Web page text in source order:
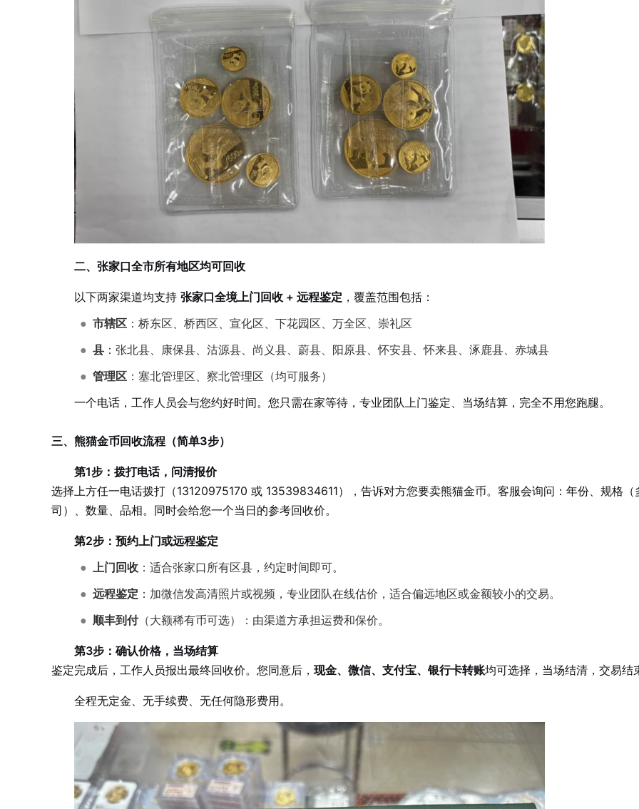
二、张家口全市所有地区均可回收
以下两家渠道均支持 张家口全境上门回收 + 远程鉴定 ，覆盖范围包括：
● 市辖区 ：桥东区、桥西区、宣化区、下花园区、万全区、崇礼区
● 县 ：张北县、康保县、沽源县、尚义县、蔚县、阳原县、怀安县、怀来县、涿鹿县、赤城县
● 管理区 ：塞北管理区、察北管理区（均可服务）
一个电话，工作人员会与您约好时间。您只需在家等待，专业团队上门鉴定、当场结算，完全不用您跑腿。
三、熊猫金币回收流程（简单3步）
第1步：拨打电话，问清报价
选择上方任一电话拨打（13120975170 或 13539834611），告诉对方您要卖熊猫金币。客服会询问：年份、规格（
司）、数量、品相。同时会给您一个当日的参考回收价。
第2步：预约上门或远程鉴定
● 上门回收 ：适合张家口所有区县，约定时间即可。
● 远程鉴定 ：加微信发高清照片或视频，专业团队在线估价，适合偏远地区或金额较小的交易。
● 顺丰到付（大额稀有币可选）：由渠道方承担运费和保价。
第3步：确认价格，当场结算
鉴定完成后，工作人员报出最终回收价。您同意后， 现金、微信、支付宝、银行卡转账均可选择，当场结清，交易结
全程无定金、无手续费、无任何隐形费用。